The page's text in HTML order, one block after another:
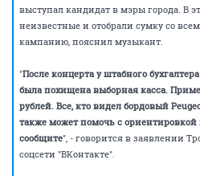
выступал кандидат в мэры города. В
неизвестные и отобрали сумку со
кампанию, пояснил музыкант.
"После концерта у штабного
была похищена выборная касса.
рублей. Все, кто видел бордовый
также может помочь с
сообщите", - говорится в заявлении
соцсети "ВКонтакте".